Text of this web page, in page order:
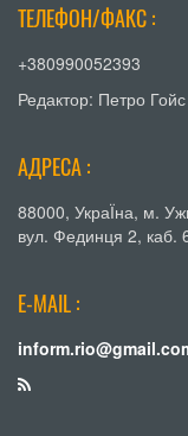
ТЕЛЕФОН/ФАКС :
+380990052393
Редактор: Петро Гойс
АДРЕСА :
88000, УкраЇна, м.
вул. Фединця 2, каб.
E-MAIL :